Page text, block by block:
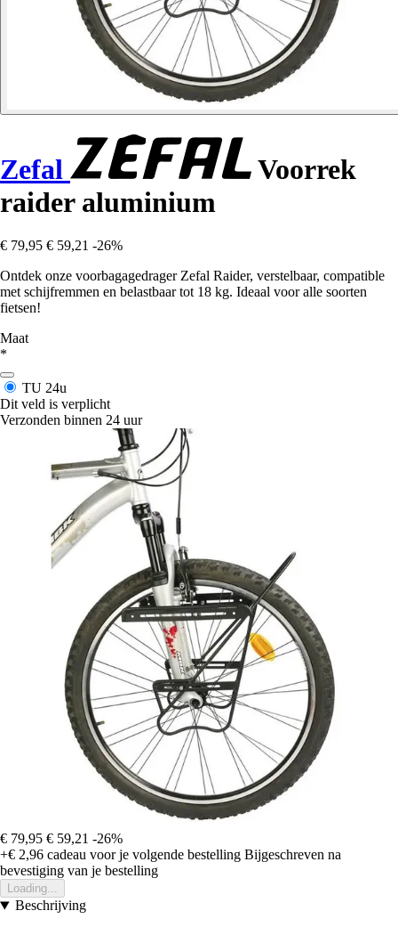
Zefal
Voorrek
raider aluminium
€ 79,95 € 59,21 -26%
Ontdek onze voorbagagedrager Zefal Raider, verstelbaar, compatible
met schijfremmen en belastbaar tot 18 kg. Ideaal voor alle soorten
fietsen!
Maat
*
TU 24u
Dit veld is verplicht
Verzonden binnen 24 uur
€ 79,95 € 59,21 -26%
+€ 2,96 cadeau voor je volgende bestelling Bijgeschreven na
bevestiging van je bestelling
Loading...
Beschrijving